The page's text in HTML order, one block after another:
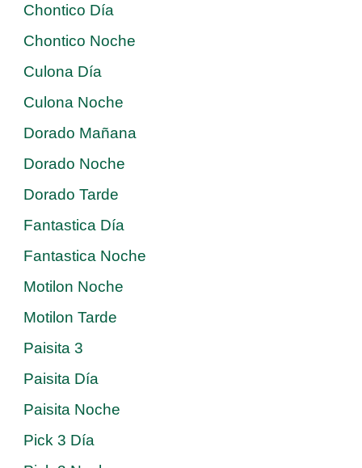
Chontico Día
Chontico Noche
Culona Día
Culona Noche
Dorado Mañana
Dorado Noche
Dorado Tarde
Fantastica Día
Fantastica Noche
Motilon Noche
Motilon Tarde
Paisita 3
Paisita Día
Paisita Noche
Pick 3 Día